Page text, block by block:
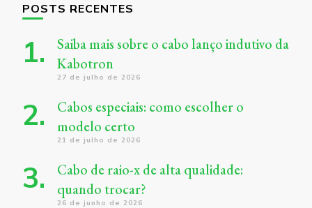
POSTS RECENTES
Saiba mais sobre o cabo lanço indutivo da
Kabotron
27 de julho de 2026
Cabos especiais: como escolher o
modelo certo
21 de julho de 2026
Cabo de raio-x de alta qualidade:
quando trocar?
26 de junho de 2026